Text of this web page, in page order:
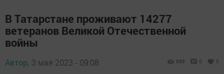
В Татарстане проживают 14277
ветеранов Великой Отечественной
войны
Автор, 3 мая 2023 - 09:08 668 0 0